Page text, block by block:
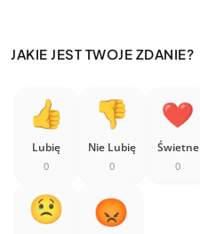
JAKIE JEST TWOJE ZDANIE?
Lubię
0
Nie Lubię
0
Świetne
0